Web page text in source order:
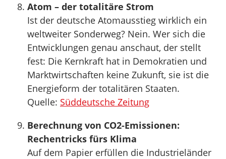
Atom – der totalitäre Strom
Ist der deutsche Atomausstieg wirklich ein
weltweiter Sonderweg? Nein. Wer sich die
Entwicklungen genau anschaut, der stellt
fest: Die Kernkraft hat in Demokratien und
Marktwirtschaften keine Zukunft, sie ist die
Energieform der totalitären Staaten.
Quelle: Süddeutsche Zeitung
Berechnung von CO2-Emissionen:
Rechentricks fürs Klima
Auf dem Papier erfüllen die Industrieländer